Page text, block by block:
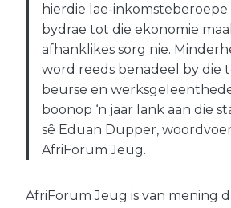
hierdie lae-
bydrae tot die ekonomie
afhanklikes sorg nie.
word reeds benadeel by die
beurse en
boonop ‘n jaar lank aan die
sê Eduan Dupper,
AfriForum Jeug.
AfriForum Jeug is van mening